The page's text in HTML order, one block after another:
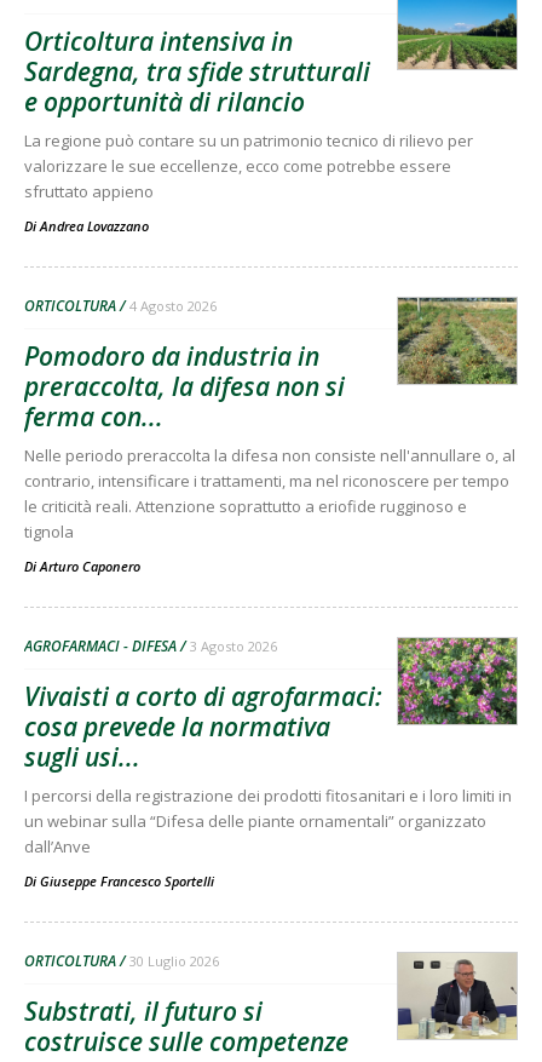
Orticoltura intensiva in
Sardegna, tra sfide strutturali
e opportunità di rilancio
La regione può contare su un patrimonio tecnico di rilievo per
valorizzare le sue eccellenze, ecco come potrebbe essere
sfruttato appieno
Di Andrea Lovazzano
ORTICOLTURA 4 Agosto 2026
Pomodoro da industria in
preraccolta, la difesa non si
ferma con...
Nelle periodo preraccolta la difesa non consiste nell'annullare o, al
contrario, intensificare i trattamenti, ma nel riconoscere per tempo
le criticità reali. Attenzione soprattutto a eriofide rugginoso e
tignola
Di Arturo Caponero
AGROFARMACI - DIFESA 3 Agosto 2026
Vivaisti a corto di agrofarmaci:
cosa prevede la normativa
sugli usi...
I percorsi della registrazione dei prodotti fitosanitari e i loro limiti in
un webinar sulla “Difesa delle piante ornamentali” organizzato
dall’Anve
Di Giuseppe Francesco Sportelli
ORTICOLTURA 30 Luglio 2026
Substrati, il futuro si
costruisce sulle competenze